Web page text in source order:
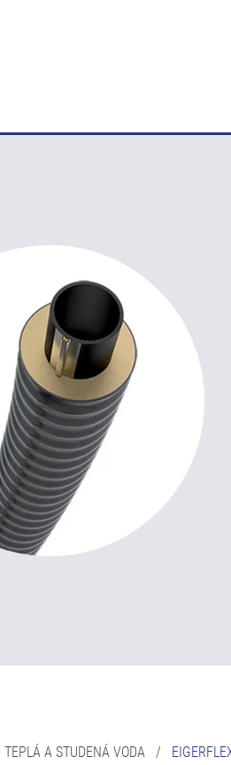
TEPLÁ A STUDENÁ VODA /